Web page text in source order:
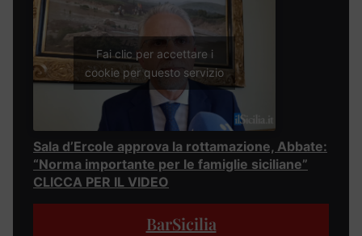
Fai clic per accettare i
cookie per questo servizio
Sala d’Ercole approva la rottamazione, Abbate:
“Norma importante per le famiglie siciliane”
CLICCA PER IL VIDEO
BarSicilia